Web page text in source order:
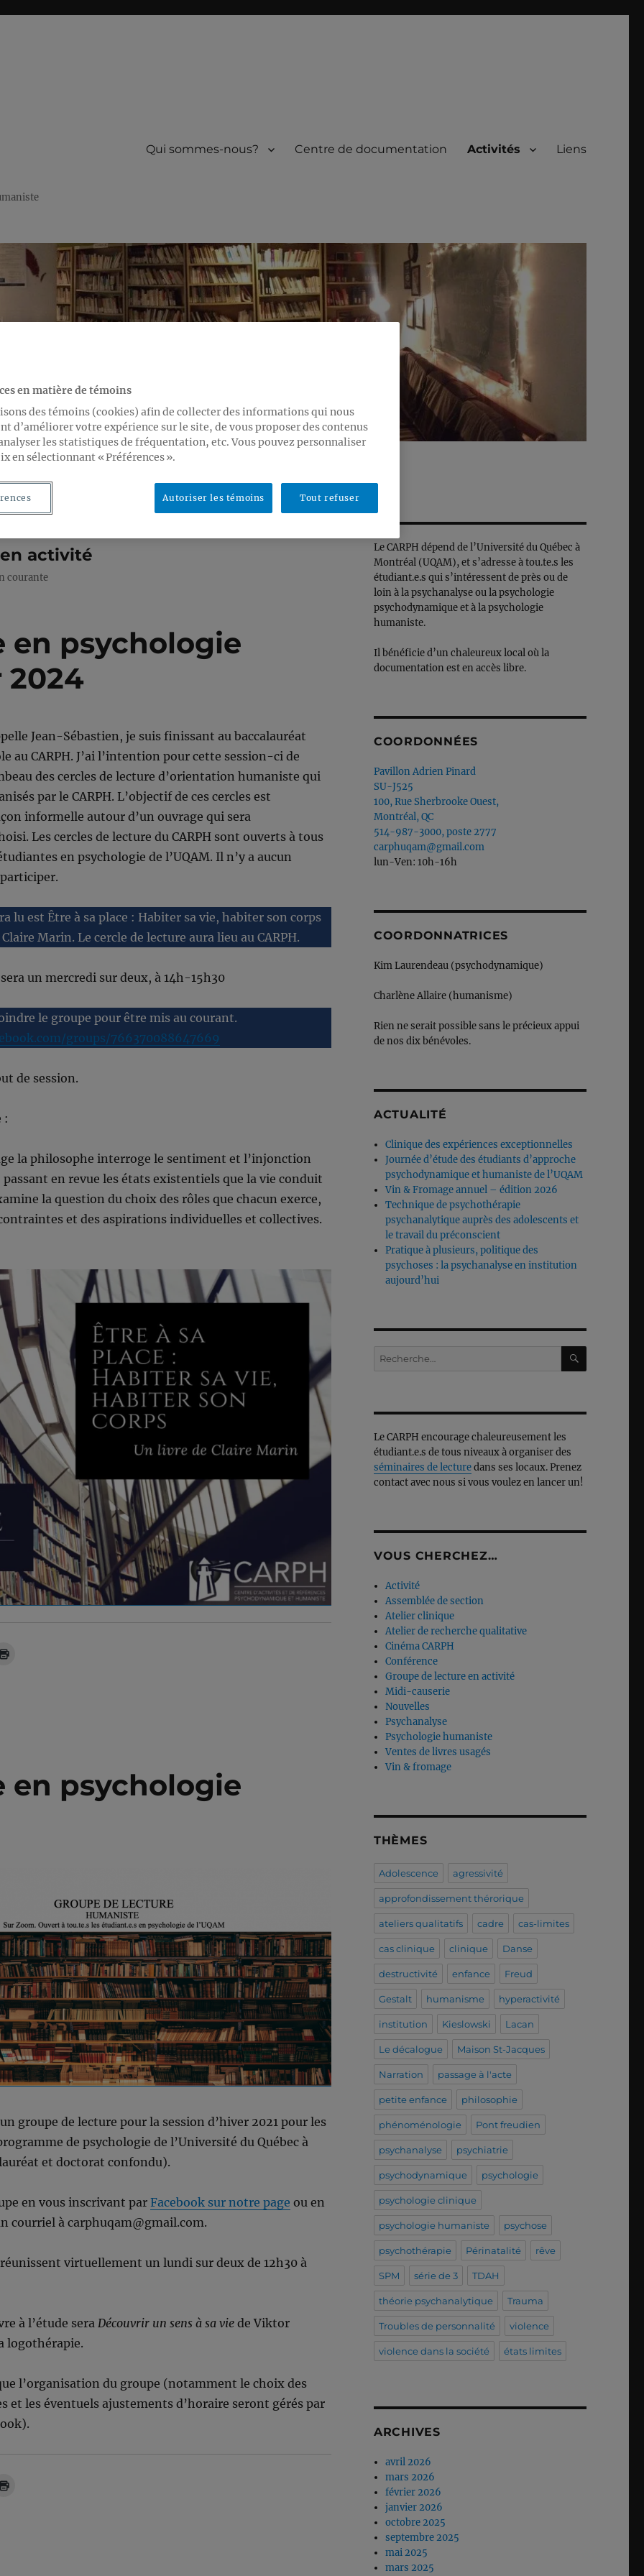
Qui sommes-nous? Centre de documentation Activités Liens
activité
courante
en psychologie
2024
Jean-Sébastien, je suis finissant au baccalauréat
au CARPH. J’ai l’intention pour cette session-ci de
des cercles de lecture d’orientation humaniste qui
par le CARPH. L’objectif de ces cercles est
informelle autour d’un ouvrage qui sera
Les cercles de lecture du CARPH sont ouverts à tous
en psychologie de l’UQAM. Il n’ya aucun
lu est Être à sa place : Habiter sa vie, habiter son corps
Marin. Le cercle de lecture aura lieu au CARPH.
un mercredi sur deux, à 14h-15h30
le groupe pour être mis au courant.
groups/766370088647669
de session.
:
la philosophe interroge le sentiment et l’injonction
passant en revue les états existentiels que la vie conduit
la question du choix des rôles que chacun exerce,
et des aspirations individuelles et collectives.
en psychologie
un groupe de lecture pour la session d’hiver 2021 pour les
de psychologie de l’Université du Québec à
et doctorat confondu).
en vous inscrivant par Facebook sur notre page ou en
courriel à carphuqam@gmail.com.
virtuellement un lundi sur deux de 12h30 à
à l’étude sera Découvrir un sens à sa viede Viktor
logothérapie.
l’organisation du groupe (notamment le choix des
et les éventuels ajustements d’horaire seront gérés par
Le CARPH dépend de l’Université du Québec à
Montréal (UQAM), et s’adresse à tou.te.s les
étudiant.e.s qui s’intéressent de près ou de
loin à la psychanalyse ou la psychologie
psychodynamique et à la psychologie
humaniste.
Il bénéficie d’un chaleureux local où la
documentation est en accès libre.
COORDONNÉES
Pavillon Adrien Pinard
SU-J525
100, Rue Sherbrooke Ouest,
Montréal, QC
514-987-3000, poste 2777
carphuqam@gmail.com
lun-Ven: 10h-16h
COORDONNATRICES
Kim Laurendeau (psychodynamique)
Charlène Allaire (humanisme)
Rien ne serait possible sans le précieux appui
de nos dix bénévoles.
ACTUALITÉ
Clinique des expériences exceptionnelles
Journée d’étude des étudiants d’approche
psychodynamique et humaniste de l’UQAM
Vin & Fromage annuel – édition 2026
Technique de psychothérapie
psychanalytique auprès des adolescents et
le travail du préconscient
Pratique à plusieurs, politique des
psychoses : la psychanalyse en institution
aujourd’hui
Recherche
Le CARPH encourage chaleureusement les
étudiant.e.s de tous niveaux à organiser des
séminaires de lecturedans ses locaux. Prenez
contact avec nous si vous voulez en lancer un!
VOUS CHERCHEZ…
Activité
Assemblée de section
Atelier clinique
Atelier de recherche qualitative
Cinéma CARPH
Conférence
Groupe de lecture en activité
Midi-causerie
Nouvelles
Psychanalyse
Psychologie humaniste
Ventes de livres usagés
Vin & fromage
THÈMES
Adolescence agressivité
approfondissement thérorique
ateliers qualitatifs cadre cas-limites
cas clinique clinique Danse
destructivité enfance Freud
Gestalt humanisme hyperactivité
institution Kieslowski Lacan
Le décalogue Maison St-Jacques
Narration passage à l'acte
petite enfance philosophie
phénoménologie Pont freudien
psychanalyse psychiatrie
psychodynamique psychologie
psychologie clinique
psychologie humaniste psychose
psychothérapie Périnatalité rêve
SPM série de 3 TDAH
théorie psychanalytique Trauma
Troubles de personnalité violence
violence dans la société états limites
ARCHIVES
avril 2026
mars 2026
février 2026
janvier 2026
octobre 2025
septembre 2025
mai 2025
mars 2025
en matière de témoins
des témoins (cookies) afin de collecter des informations qui nous
d’améliorer votre expérience sur le site, de vous proposer des contenus
les statistiques de fréquentation, etc. Vous pouvez personnaliser
en sélectionnant « Préférences ».
Tout refuser
Autoriser les témoins